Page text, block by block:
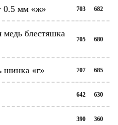
0.5 мм «ж» 703 682
медь блестяшка
705 680
шинка «г» 707 685
642 630
390 360